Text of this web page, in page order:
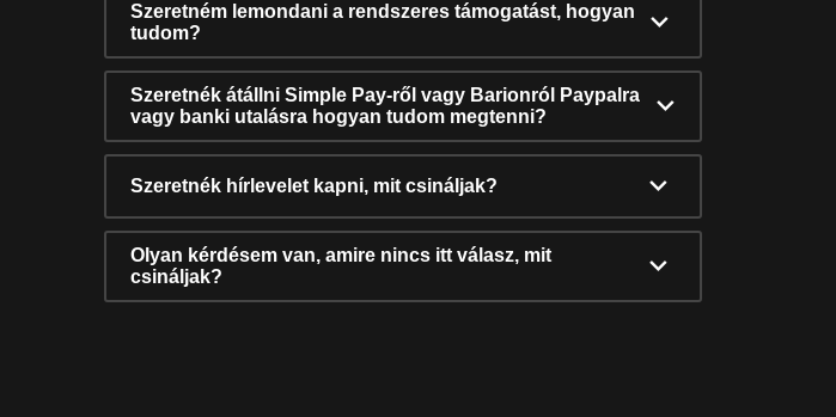
Szeretném lemondani a rendszeres támogatást, hogyan
tudom?
Szeretnék átállni Simple Pay-ről vagy Barionról Paypalra
vagy banki utalásra hogyan tudom megtenni?
Szeretnék hírlevelet kapni, mit csináljak?
Olyan kérdésem van, amire nincs itt válasz, mit
csináljak?